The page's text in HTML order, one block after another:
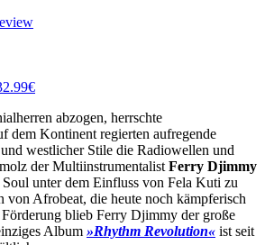
abzogen, herrschte
dem Kontinent regierten aufregende
westlicher Stile die Radiowellen und
der Multiinstrumentalist Ferry Djimmy
unter dem Einfluss von Fela Kuti zu
von Afrobeat, die heute noch kämpferisch
blieb Ferry Djimmy der große
Album »Rhythm Revolution« ist seit